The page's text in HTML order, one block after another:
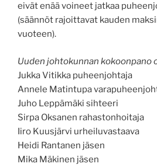
eivät enää voineet jatkaa
(säännöt rajoittavat kauden
vuoteen).
Uuden johtokunnan kokoonpano
Jukka Vitikka puheenjohtaja
Annele Matintupa
Juho Leppämäki sihteeri
Sirpa Oksanen rahastonhoitaja
Iiro Kuusjärvi urheiluvastaava
Heidi Rantanen jäsen
Mika Mäkinen jäsen